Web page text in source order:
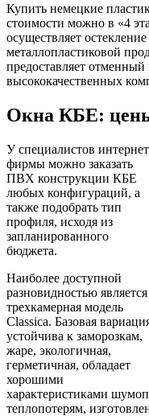
Купить немецкие
стоимости можно в «4
осуществляет
металлопластиковой
предоставляет
высококачественных
Окна КБЕ:
У специалистов интернет
фирмы можно заказать
ПВХ конструкции КБЕ
любых конфигураций, а
также подобрать тип
профиля, исходя из
запланированного
бюджета.
Наиболее доступной
разновидностью является
трехкамерная модель
Classica. Базовая
устойчива к заморозкам,
жаре, экологичная,
герметичная, обладает
хорошими
характеристиками
теплопотерям,